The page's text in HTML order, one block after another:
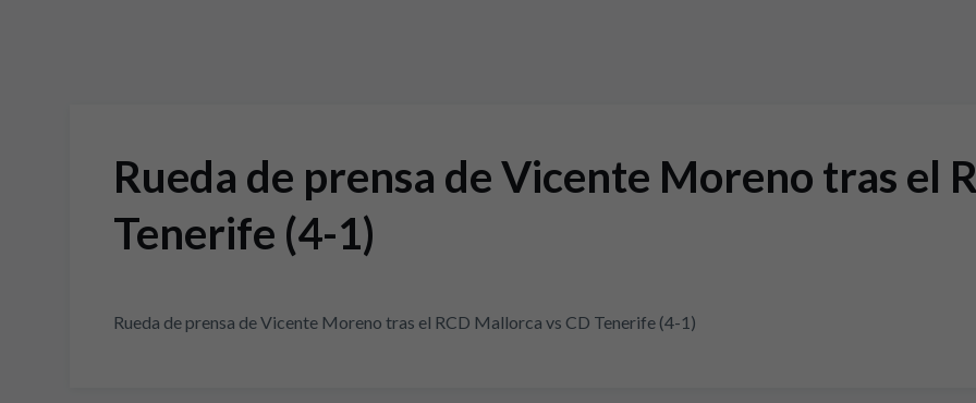
Rueda de prensa de Vicente Moreno tras el
Tenerife (4-1)
Rueda de prensa de Vicente Moreno tras el RCD Mallorca vs CD Tenerife (4-1)